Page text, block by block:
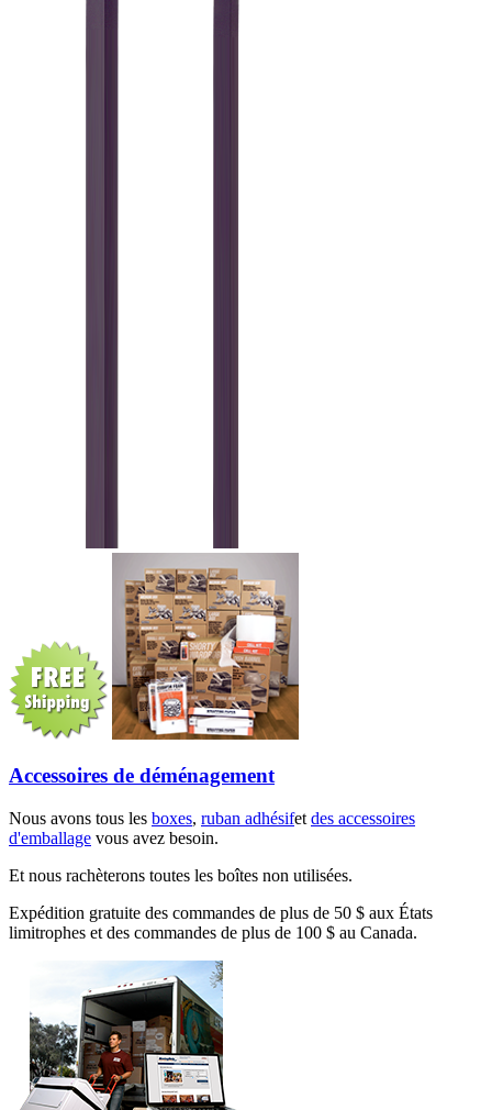
Accessoires de déménagement
Nous avons tous les boxes, ruban adhésifet des accessoires
d'emballage vous avez besoin.
Et nous rachèterons toutes les boîtes non utilisées.
Expédition gratuite des commandes de plus de 50 $ aux États
limitrophes et des commandes de plus de 100 $ au Canada.